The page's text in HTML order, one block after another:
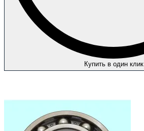
Купить в один клик